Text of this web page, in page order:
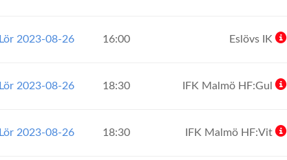
Lör 2023-08-26 16:00 Eslövs IK
Lör 2023-08-26 18:30 IFK Malmö HF:Gul
Lör 2023-08-26 18:30 IFK Malmö HF:Vit